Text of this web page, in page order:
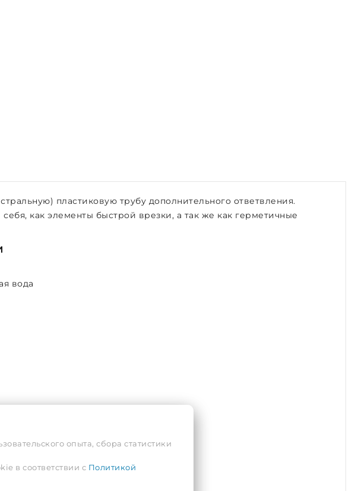
пластиковую трубу дополнительного ответвления.
как элементы быстрой врезки, а так же как герметичные
вода
опыта, сбора статистики
в соответствии с Политикой